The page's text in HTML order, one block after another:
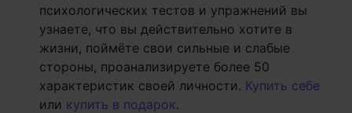
психологических тестов и упражнений вы
узнаете, что вы действительно хотите в
жизни, поймёте свои сильные и слабые
стороны, проанализируете более 50
характеристик своей личности. Купить себе
или купить в подарок.